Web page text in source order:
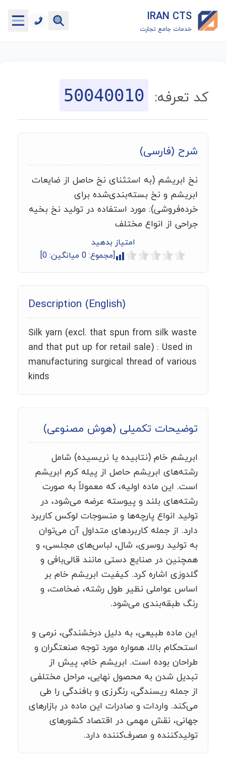
IRAN CTS
خدمات جامع تجارت
جستجوگر تعرفه گمرکی
ماشین حساب گمرکی
خدمات رایگان دیگر
کد تعرفه: 50040010
شرح (فارسی)
نخ ابریشم (به استثنای نخ حاصل از ضایعات
ابریشم و نخ بسته‌بندی‌شده برای
خرده‌فروشی): مورد استفاده در تولید نخ بخیه
جراحی از انواع مختلف
امتیاز بدهید
[مجموع: 0 میانگین: 0
]
Description (English)
Silk yarn (excl. that spun from silk waste
and that put up for retail sale) : Used in
manufacturing surgical thread of various
kinds
توضیحات تکمیلی (هوش مصنوعی)
ابریشم خام (نتابیده یا نریسیده) شامل
رشته‌های ابریشم حاصل از پیله کرم ابریشم
است. این ماده اولیه، که معمولاً به صورت
رشته‌های بلند و پیوسته عرضه می‌شود، در
تولید انواع پارچه‌ها و منسوجات لوکس کاربرد
دارد. از جمله کاربردهای متداول آن می‌توان
به تولید روسری، شال، لباس‌های مجلسی، و
همچنین در صنایع دستی مانند قالی‌بافی و
گلدوزی اشاره کرد. کیفیت ابریشم خام بر
اساس عواملی نظیر طول رشته، ضخامت، و
رنگ طبقه‌بندی می‌شود.
این ماده طبیعی، به دلیل درخشندگی، نرمی و
استحکام بالا، همواره مورد توجه صنعتگران و
طراحان بوده است. ابریشم خام، پیش از
تبدیل شدن به محصول نهایی، مراحل مختلفی
از جمله ریسندگی، رنگرزی و بافندگی را طی
می‌کند. واردات و صادرات این ماده در بازارهای
جهانی، نقش مهمی در اقتصاد کشورهای
تولیدکننده و مصرف‌کننده دارد.